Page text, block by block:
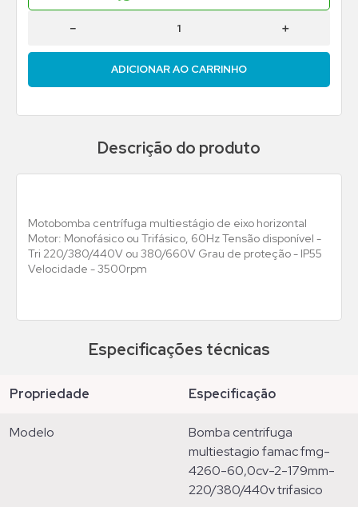
＋
－
ADICIONAR AO CARRINHO
Descrição do produto
Motobomba centrífuga multiestágio de eixo horizontal
Motor: Monofásico ou Trifásico, 60Hz Tensão disponível -
Tri 220/380/440V ou 380/660V Grau de proteção - IP55
Velocidade - 3500rpm
Especificações técnicas
propriedade especificação
modelo
bomba centrifuga
multiestagio famac fmg-
4260-60,0cv-2-179mm-
220/380/440v trifasico